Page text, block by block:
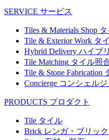
SERVICE サービス
Tiles & Materials Shop
Tile & Exterior Work タ
Hybrid Delivery ハイブ
Tile Matching タイル照
Tile & Stone Fabrication
Concierge コンシェル
PRODUCTS プロダクト
Tile タイル
Brick レンガ・ブリック